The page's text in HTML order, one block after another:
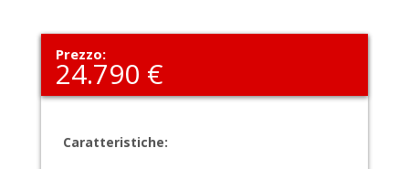
Prezzo:
24.790 €
Caratteristiche: